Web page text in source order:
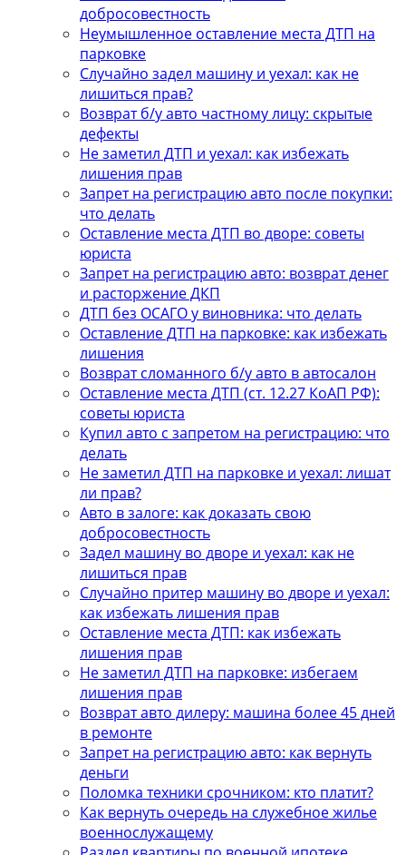
добросовестность
Неумышленное оставление места ДТП на
парковке
Случайно задел машину и уехал: как не
лишиться прав?
Возврат б/у авто частному лицу: скрытые
дефекты
Не заметил ДТП и уехал: как избежать
лишения прав
Запрет на регистрацию авто после покупки:
что делать
Оставление места ДТП во дворе: советы
юриста
Запрет на регистрацию авто: возврат денег
и расторжение ДКП
ДТП без ОСАГО у виновника: что делать
Оставление ДТП на парковке: как избежать
лишения
Возврат сломанного б/у авто в автосалон
Оставление места ДТП (ст. 12.27 КоАП РФ):
советы юриста
Купил авто с запретом на регистрацию: что
делать
Не заметил ДТП на парковке и уехал: лишат
ли прав?
Авто в залоге: как доказать свою
добросовестность
Задел машину во дворе и уехал: как не
лишиться прав
Случайно притер машину во дворе и уехал:
как избежать лишения прав
Оставление места ДТП: как избежать
лишения прав
Не заметил ДТП на парковке: избегаем
лишения прав
Возврат авто дилеру: машина более 45 дней
в ремонте
Запрет на регистрацию авто: как вернуть
деньги
Поломка техники срочником: кто платит?
Как вернуть очередь на служебное жилье
военнослужащему